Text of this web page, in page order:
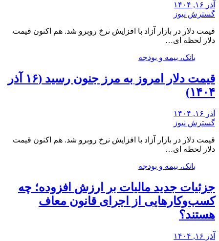
آذر ۱۶, ۱۴۰۴
گسترش نیوز
قیمت دلار در بازار آزاد با افزایش نرخ روبرو شد. هم اکنون قیمت
دلار لحظه ای…
بانک، بیمه و بودجه
قیمت دلار امروز به مرز جنون رسید (۱۶ آذر
۱۴۰۴)
آذر ۱۶, ۱۴۰۴
گسترش نیوز
قیمت دلار در بازار آزاد با افزایش نرخ روبرو شد. هم اکنون قیمت
دلار لحظه ای…
بانک، بیمه و بودجه
جزئیات جدید مالیات بر ارزش افزوده؛ چه
کسب‌وکارهایی از اجرای قانون معاف
هستند؟
آذر ۱۶, ۱۴۰۴